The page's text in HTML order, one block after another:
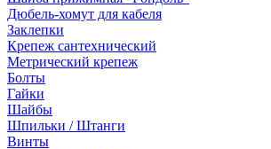
Дюбель-хомут для кабеля
Заклепки
Крепеж сантехнический
Метрический крепеж
Болты
Гайки
Шайбы
Шпильки / Штанги
Винты